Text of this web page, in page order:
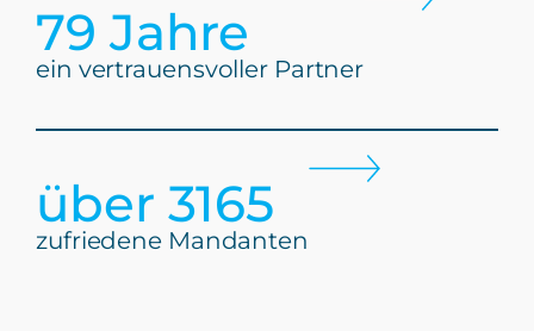
ein vertrauensvoller Partner
97 Jahre
zufriedene Mandanten
über 3913